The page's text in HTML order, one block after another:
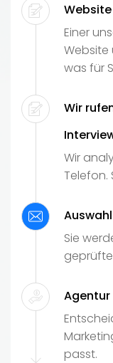
Einer
Website
was für
Wir
Wir
Telefon.
Sie
passt.